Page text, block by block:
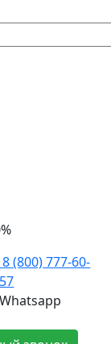
8 (800) 777-60-
57
Whatsapp